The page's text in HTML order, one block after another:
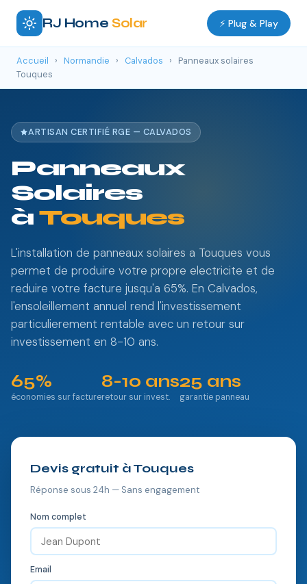
RJ Home Solar ⚡ Plug & Play
Accueil › Normandie › Calvados ›
Panneaux solaires
Touques
ARTISAN CERTIFIÉ RGE — CALVADOS
Panneaux
Solaires
àTouques
L'installation de panneaux solaires a Touques vous
permet de produire votre propre electricite et de
reduire votre facture jusqu'a 65%. En Calvados,
l'ensoleillement annuel rend l'investissement
particulierement rentable avec un retour sur
investissement en 8-10 ans.
65%
économies sur facture
8-10 ans
retour sur invest.
25 ans
garantie panneau
Devis gratuit à Touques
Réponse sous 24h — Sans engagement
Nom complet
Email